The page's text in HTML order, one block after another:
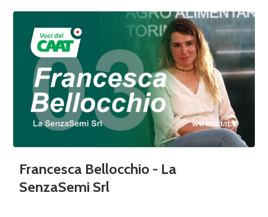
Francesca Bellocchio - La
SenzaSemi Srl